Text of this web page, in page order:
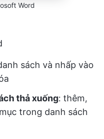
Word
sách và nhấp vào
thả xuống: thêm,
trong danh sách